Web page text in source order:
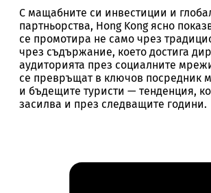
С мащабните си инвестиции и
партньорства, Hong Kong ясно
се промотира не само чрез
чрез съдържание, което достига
аудиторията през социалните
се превръщат в ключов посредник
и бъдещите туристи — тенденция,
засилва и през следващите години.